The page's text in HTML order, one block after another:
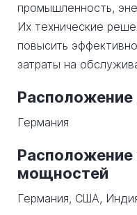
промышленность,
Их технические
повысить
затраты на
Расположение
Германия
Расположение
мощностей
Германия, США,